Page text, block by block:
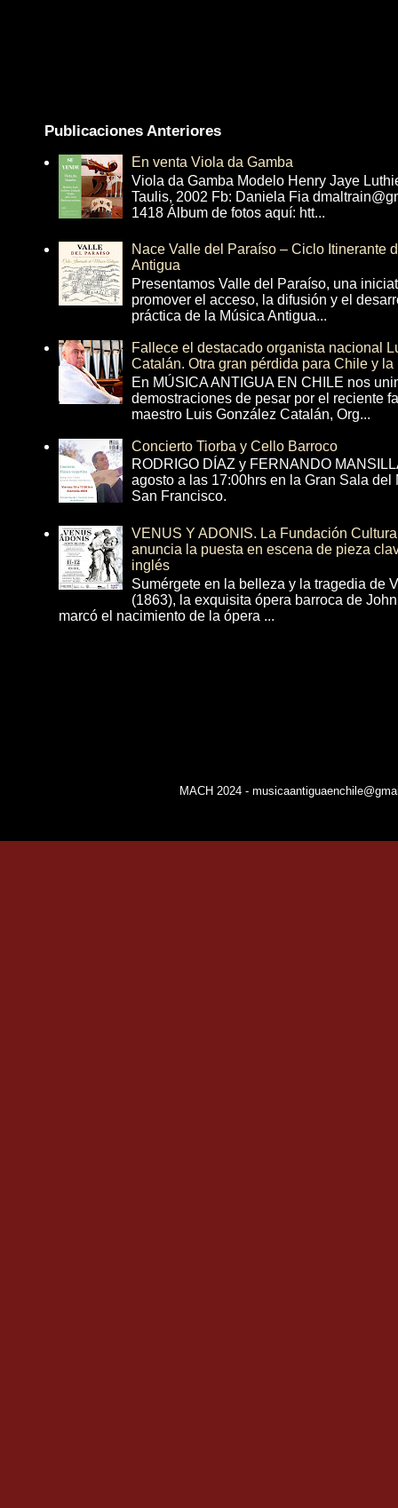
Publicaciones Anteriores
En venta Viola da Gamba
Viola da Gamba Modelo Henry Jaye
Taulis, 2002 Fb: Daniela Fia
1418 Álbum de fotos aquí: htt...
Nace Valle del Paraíso – Ciclo Itinerante
Antigua
Presentamos Valle del Paraíso, una
promover el acceso, la difusión y el
práctica de la Música Antigua...
Fallece el destacado organista nacional
Catalán. Otra gran pérdida para Chile y la
En MÚSICA ANTIGUA EN CHILE nos
demostraciones de pesar por el reciente
maestro Luis González Catalán, Org...
Concierto Tiorba y Cello Barroco
RODRIGO DÍAZ y FERNANDO
agosto a las 17:00hrs en la Gran Sala
San Francisco.
VENUS Y ADONIS. La Fundación
anuncia la puesta en escena de pieza
inglés
Sumérgete en la belleza y la tragedia de
(1863), la exquisita ópera barroca de
marcó el nacimiento de la ópera ...
MACH 2024 -